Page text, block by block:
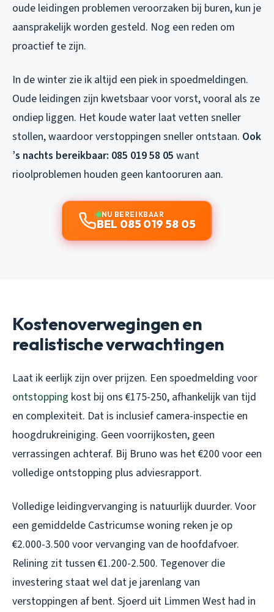
oude leidingen problemen veroorzaken bij buren, kun je
aansprakelijk worden gesteld. Nog een reden om
proactief te zijn.
In de winter zie ik altijd een piek in spoedmeldingen.
Oude leidingen zijn kwetsbaar voor vorst, vooral als ze
ondiep liggen. Het koude water laat vetten sneller
stollen, waardoor verstoppingen sneller ontstaan. Ook
’s nachts bereikbaar: 085 019 58 05 want
rioolproblemen houden geen kantooruren aan.
NU BEREIKBAAR
BEL 085 019 58 05
Kostenoverwegingen en
realistische verwachtingen
Laat ik eerlijk zijn over prijzen. Een spoedmelding voor
ontstopping kost bij ons €175-250, afhankelijk van tijd
en complexiteit. Dat is inclusief camera-inspectie en
hoogdrukreiniging. Geen voorrijkosten, geen
verrassingen achteraf. Bij Bruno was het €200 voor een
volledige ontstopping plus adviesrapport.
Volledige leidingvervanging is natuurlijk duurder. Voor
een gemiddelde Castricumse woning reken je op
€2.000-3.500 voor vervanging van de hoofdafvoer.
Relining zit tussen €1.200-2.500. Tegenover die
investering staat wel dat je jarenlang van
verstoppingen af bent. Sjoerd uit Limmen West had in